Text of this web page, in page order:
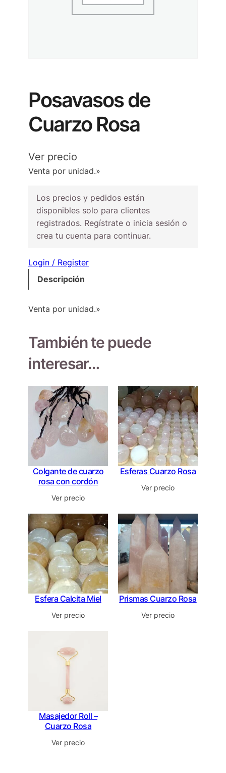
Posavasos de
Cuarzo Rosa
Ver precio
Venta por unidad.»
Los precios y pedidos están
disponibles solo para clientes
registrados. Regístrate o inicia sesión o
crea tu cuenta para continuar.
Login / Register
Descripción
Venta por unidad.»
También te puede
interesar…
Colgante de cuarzo
rosa con cordón
Ver precio
Esferas Cuarzo Rosa
Ver precio
Esfera Calcita Miel
Ver precio
Prismas Cuarzo Rosa
Ver precio
Masajedor Roll –
Cuarzo Rosa
Ver precio